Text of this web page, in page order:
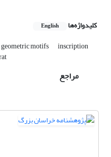
کلیدواژه‌ها English
motifs inscription
مراجع